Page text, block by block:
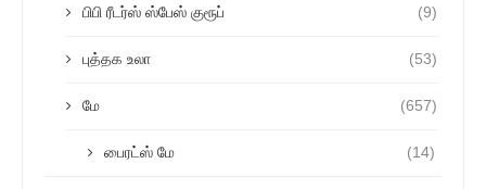
பிபி ரீடர்ஸ் ஸ்பேஸ் குரூப் (9)
புத்தக உலா (53)
மே (657)
பைரட்ஸ் மே (14)